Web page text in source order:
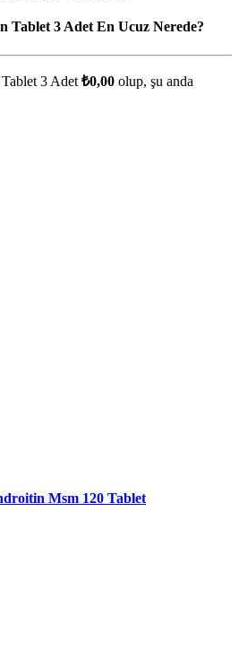
Tablet 3 Adet En Ucuz Nerede?
3 Adet ₺0,00 olup, şu anda
Msm 120 Tablet